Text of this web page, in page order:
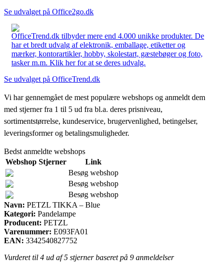
Se udvalget på Office2go.dk
OfficeTrend.dk tilbyder mere end 4.000 unikke produkter. De
har et bredt udvalg af elektronik, emballage, etiketter og
mærker, kontorartikler, hobby, skolestart, gæstebøger og foto,
tasker m.m. Klik her for at se deres udvalg.
Se udvalget på OfficeTrend.dk
Vi har gennemgået de mest populære webshops og anmeldt dem
med stjerner fra 1 til 5 ud fra bl.a. deres prisniveau,
sortimentstørrelse, kundeservice, brugervenlighed, betingelser,
leveringsformer og betalingsmuligheder.
Bedst anmeldte webshops
Webshop Stjerner
Link
Besøg webshop
Besøg webshop
Besøg webshop
Navn: PETZL TIKKA – Blue
Kategori: Pandelampe
Producent: PETZL
Varenummer: E093FA01
EAN: 3342540827752
Vurderet til 4 ud af 5 stjerner baseret på 9 anmeldelser